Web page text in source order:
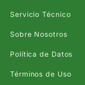
Servicio Técnico
Sobre Nosotros
Política de Datos
Términos de Uso